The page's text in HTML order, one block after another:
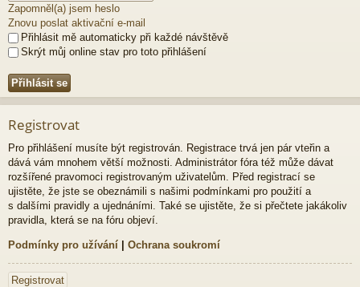
Zapomněl(a) jsem heslo
Znovu poslat aktivační e-mail
Přihlásit mě automaticky při každé návštěvě
Skrýt můj online stav pro toto přihlášení
Registrovat
Pro přihlášení musíte být registrován. Registrace trvá jen pár vteřin a
dává vám mnohem větší možnosti. Administrátor fóra též může dávat
rozšířené pravomoci registrovaným uživatelům. Před registrací se
ujistěte, že jste se obeznámili s našimi podmínkami pro použití a
s dalšími pravidly a ujednáními. Také se ujistěte, že si přečtete jakákoliv
pravidla, která se na fóru objeví.
Podmínky pro užívání | Ochrana soukromí
Registrovat